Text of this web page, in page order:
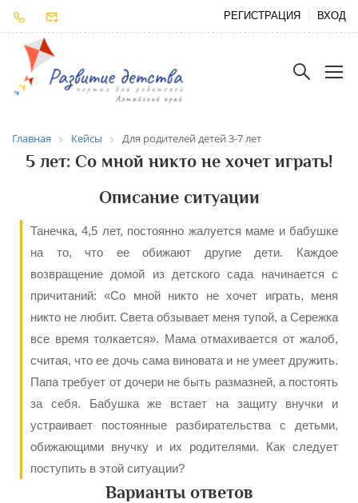
РЕГИСТРАЦИЯ ВХОД
Главная Кейсы Для родителей детей 3-7 лет
5 лет: Со мной никто не хочет играть!
Описание ситуации
Танечка, 4,5 лет, постоянно жалуется маме и бабушке
на то, что ее обижают другие дети. Каждое
возвращение домой из детского сада начинается с
причитаний: «Со мной никто не хочет играть, меня
никто не любит. Света обзывает меня тупой, а Сережка
все время толкается». Мама отмахивается от жалоб,
считая, что ее дочь сама виновата и не умеет дружить.
Папа требует от дочери не быть размазней, а постоять
за себя. Бабушка же встает на защиту внучки и
устраивает постоянные разбирательства с детьми,
обижающими внучку и их родителями. Как следует
поступить в этой ситуации?
Варианты ответов